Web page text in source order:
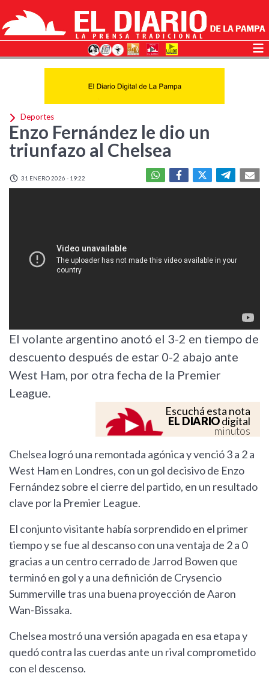
Deportes
Enzo Fernández le dio un
triunfazo al Chelsea
31 ENERO 2026 - 19:22
El volante argentino anotó el 3-2 en tiempo de
descuento después de estar 0-2 abajo ante
West Ham, por otra fecha de la Premier
League.
Escuchá esta nota
EL DIARIOdigital
minutos
Chelsea logró una remontada agónica y venció 3 a 2 a
West Ham en Londres, con un gol decisivo de Enzo
Fernández sobre el cierre del partido, en un resultado
clave por la Premier League.
El conjunto visitante había sorprendido en el primer
tiempo y se fue al descanso con una ventaja de 2 a 0
gracias a un centro cerrado de Jarrod Bowen que
terminó en gol y a una definición de Crysencio
Summerville tras una buena proyección de Aaron
Wan-Bissaka.
Chelsea mostró una versión apagada en esa etapa y
quedó contra las cuerdas ante un rival comprometido
con el descenso.